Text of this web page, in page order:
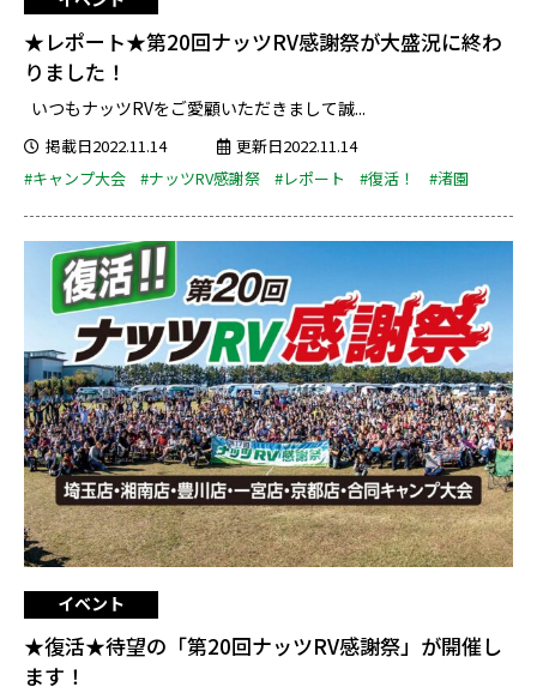
★レポート★第20回ナッツRV感謝祭が大盛況に終わ
りました！
いつもナッツRVをご愛顧いただきまして誠...
掲載日2022.11.14
更新日2022.11.14
#キャンプ大会
#ナッツRV感謝祭 #レポート #復活！ #渚園
イベント
★復活★待望の「第20回ナッツRV感謝祭」が開催し
ます！